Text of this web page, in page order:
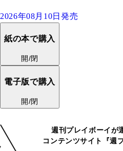
2026年08月10日発売
紙の本で購入
開/閉
電子版で購入
開/閉
週刊プレイボーイが
コンテンツサイト『週